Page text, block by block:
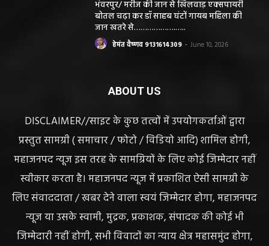
भंवरपुर/ मरीज की जान से खिलवाड़ एक्सपायरी
बोतल चढ़ा कर डॉ साहब घंटों गायब महिला की
जान खतरे से……………….…..
हेमंत वैष्णव 9131614309 - June 10, 2026
ABOUT US
DISCLAIMER//साइट के कुछ तत्वों में उपयोगकर्ताओं द्वारा
प्रस्तुत सामग्री ( समाचार / फोटो / विडियो आदि) शामिल होगी,
महाजनपद न्यूज इस तरह के सामग्रियों के लिए कोई जिम्मेदार नहीं
स्वीकार करता है। महाजनपद न्यूज में प्रकाशित ऐसी सामग्री के
लिए संवाददाता / खबर देने वाला स्वयं जिम्मेदार होगा, महाजनपद
न्यूज या उसके स्वामी, मुद्रक, प्रकाशक, संपादक की कोई भी
जिम्मेदारी नहीं होगी, सभी विवादों का न्याय क्षेत्र महासमुंद होगा,